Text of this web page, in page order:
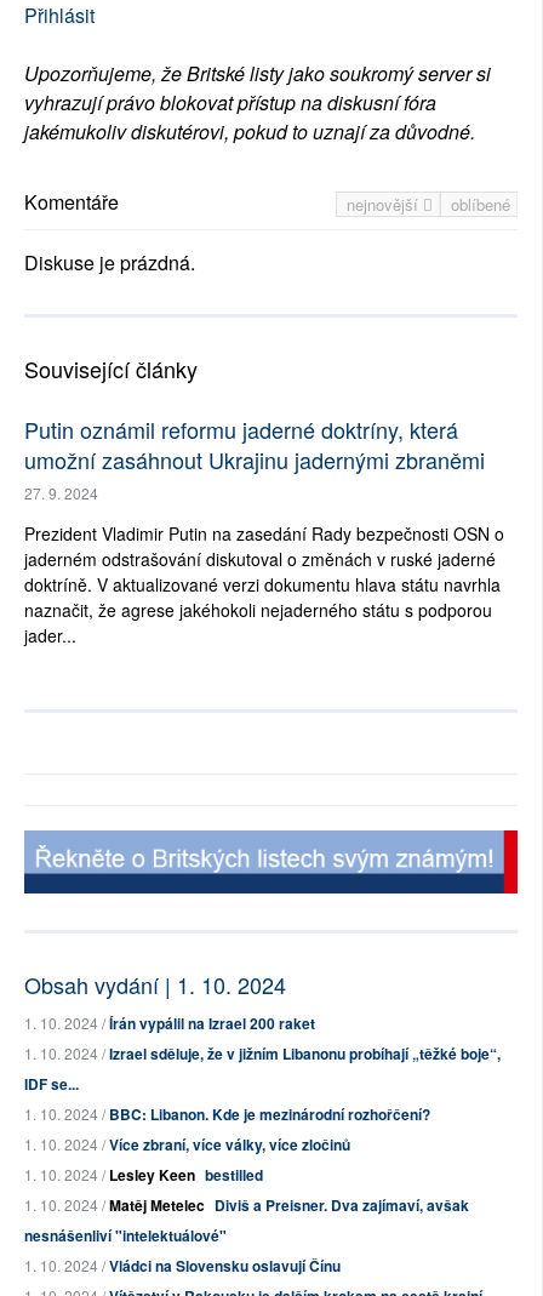
Přihlásit
Upozorňujeme, že Britské listy jako soukromý server si
vyhrazují právo blokovat přístup na diskusní fóra
jakémukoliv diskutérovi, pokud to uznají za důvodné.
nejnovější oblíbené
Komentáře
Diskuse je prázdná.
Související články
Putin oznámil reformu jaderné doktríny, která
umožní zasáhnout Ukrajinu jadernými zbraněmi
27. 9. 2024
Prezident Vladimir Putin na zasedání Rady bezpečnosti OSN o
jaderném odstrašování diskutoval o změnách v ruské jaderné
doktríně. V aktualizované verzi dokumentu hlava státu navrhla
naznačit, že agrese jakéhokoli nejaderného státu s podporou
jader...
Obsah vydání | 1. 10. 2024
1. 10. 2024 /Írán vypálil na Izrael 200 raket
1. 10. 2024 /Izrael sděluje, že v jižním Libanonu probíhají „těžké boje“,
IDF se...
1. 10. 2024 /BBC: Libanon. Kde je mezinárodní rozhořčení?
1. 10. 2024 /Více zbraní, více války, více zločinů
1. 10. 2024 /Lesley Keen bestilled
1. 10. 2024 /Matěj Metelec Diviš a Preisner. Dva zajímaví, avšak
nesnášenliví "intelektuálové"
1. 10. 2024 /Vládci na Slovensku oslavují Čínu